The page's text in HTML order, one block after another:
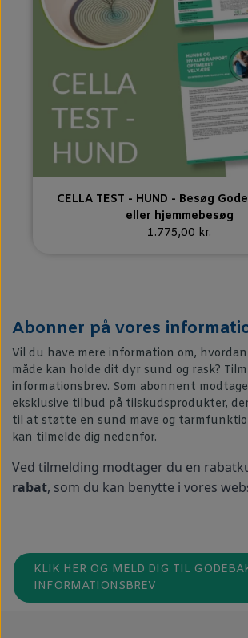
CELLA TEST - HUND - Besøg
eller hjemmebesøg
1.775,00 kr.
Abonner på vores
Vil du have mere information om,
måde kan holde dit dyr sund og rask?
informationsbrev. Som abonnent
eksklusive tilbud på tilskudsprodukter,
til at støtte en sund mave og
kan tilmelde dig nedenfor.
Ved tilmelding modtager du en
rabat, som du kan benytte i vores
KLIK HER OG MELD DIG TIL
INFORMATIONSBREV